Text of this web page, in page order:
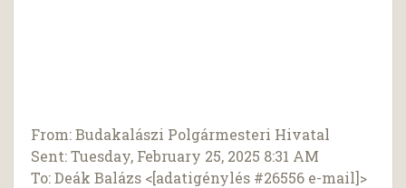
From: Budakalászi Polgármesteri Hivatal
Sent: Tuesday, February 25, 2025 8:31 AM
To: Deák Balázs <[adatigénylés #26556 e-mail]>